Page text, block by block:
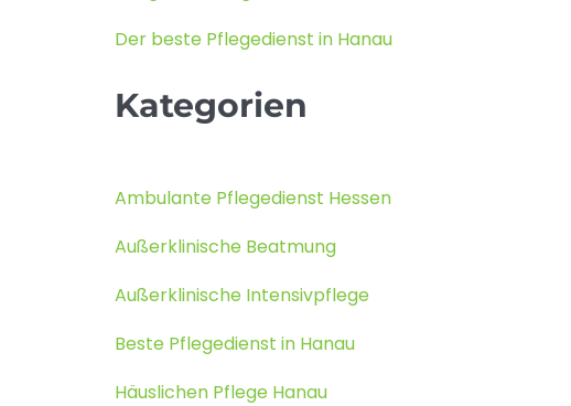
Der beste Pflegedienst in Hanau
Kategorien
Ambulante Pflegedienst Hessen
Außerklinische Beatmung
Außerklinische Intensivpflege
Beste Pflegedienst in Hanau
Häuslichen Pflege Hanau